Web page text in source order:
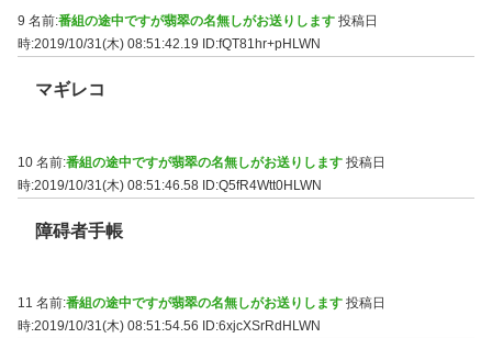
9 名前:番組の途中ですが翡翠の名無しがお送りします 投稿日
時:2019/10/31(木) 08:51:42.19
ID:fQT81hr+pHLWN
マギレコ
10 名前:番組の途中ですが翡翠の名無しがお送りします 投稿日
時:2019/10/31(木) 08:51:46.58 ID:Q5fR4Wtt0HLWN
障碍者手帳
11 名前:番組の途中ですが翡翠の名無しがお送りします 投稿日
時:2019/10/31(木) 08:51:54.56
ID:6xjcXSrRdHLWN